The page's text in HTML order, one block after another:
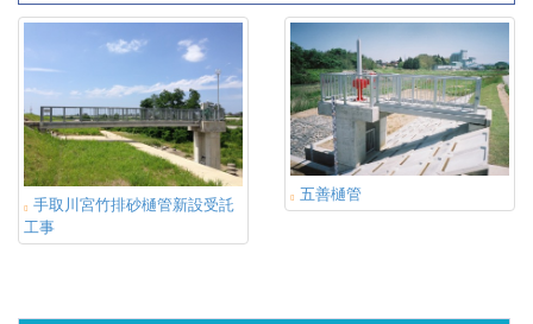
手取川宮竹排砂樋管新設受託
工事
五善樋管